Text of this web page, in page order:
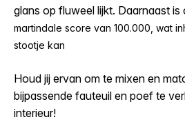
glans op fluweel lijkt. Daarnaast
martindale score van 100.000, wat
stootje kan
Houd jij ervan om te mixen en
bijpassende fauteuil en poef te
interieur!